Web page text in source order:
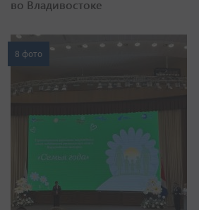
во Владивостоке
8 фото